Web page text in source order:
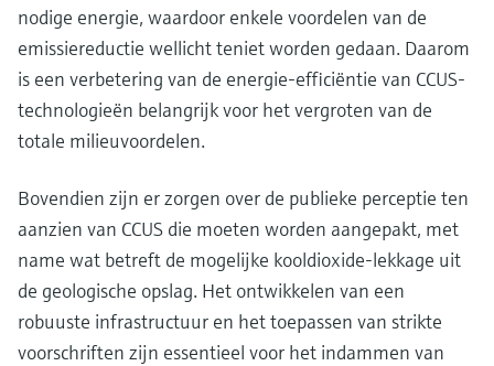
nodige energie, waardoor enkele voordelen van de
emissiereductie wellicht teniet worden gedaan. Daarom
is een verbetering van de energie-efficiëntie van CCUS-
technologieën belangrijk voor het vergroten van de
totale milieuvoordelen.
Bovendien zijn er zorgen over de publieke perceptie ten
aanzien van CCUS die moeten worden aangepakt, met
name wat betreft de mogelijke kooldioxide-lekkage uit
de geologische opslag. Het ontwikkelen van een
robuuste infrastructuur en het toepassen van strikte
voorschriften zijn essentieel voor het indammen van